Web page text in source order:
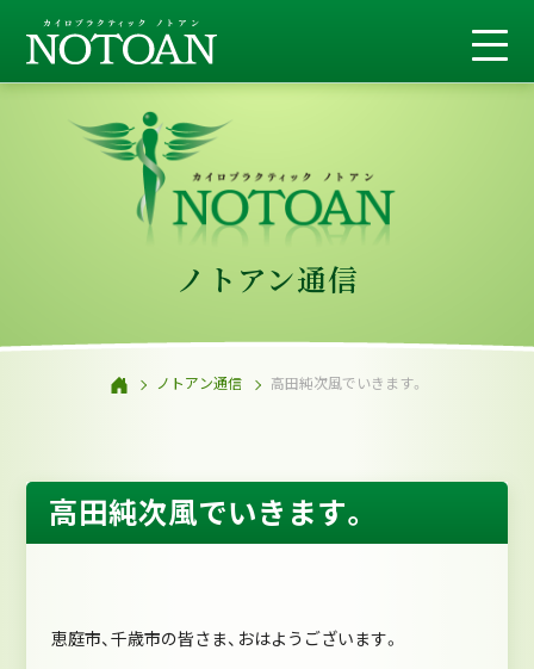
ノトアン通信
ノトアン通信 高田純次風でいきます。
高田純次風でいきます。
恵庭市、千歳市の皆さま、おはようございます。